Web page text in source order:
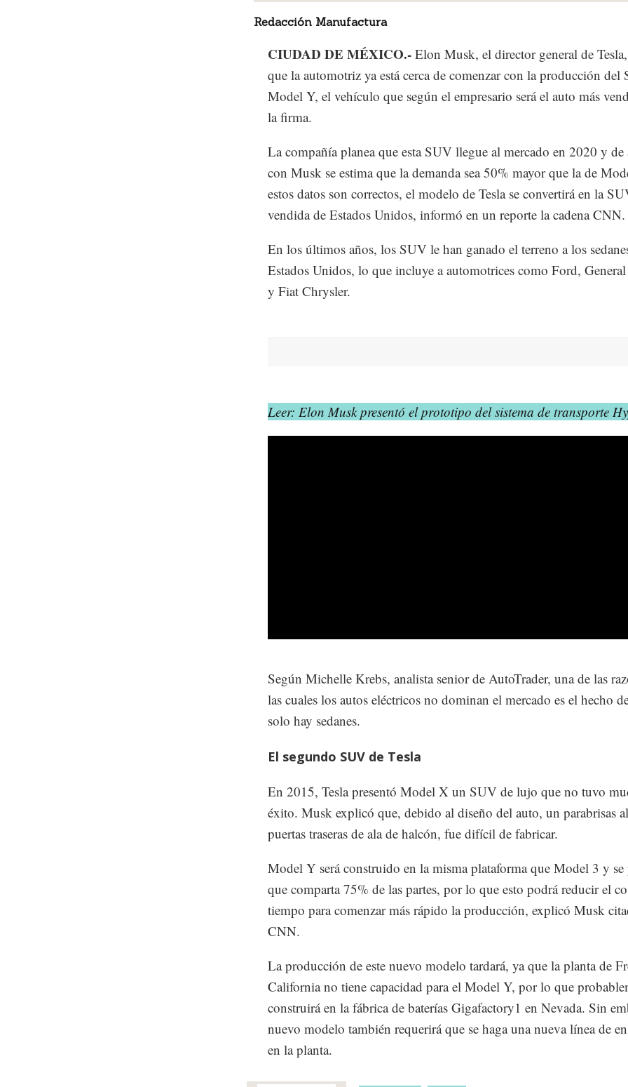
Redacción Manufactura
CIUDAD DE MÉXICO.- Elon Musk, el director general de
que la automotriz ya está cerca de comenzar con la producción del
Model Y, el vehículo que según el empresario será el auto más
la firma.
La compañía planea que esta SUV llegue al mercado en 2020 y de
con Musk se estima que la demanda sea 50% mayor que la de
estos datos son correctos, el modelo de Tesla se convertirá en la
vendida de Estados Unidos, informó en un reporte la cadena CNN.
En los últimos años, los SUV le han ganado el terreno a los
Estados Unidos, lo que incluye a automotrices como Ford,
y Fiat Chrysler.
Leer: Elon Musk presentó el prototipo del sistema de transporte
Según Michelle Krebs, analista senior de AutoTrader, una de las
las cuales los autos eléctricos no dominan el mercado es el hecho
solo hay sedanes.
El segundo SUV de Tesla
En 2015, Tesla presentó Model X un SUV de lujo que no tuvo
éxito. Musk explicó que, debido al diseño del auto, un parabrisas
puertas traseras de ala de halcón, fue difícil de fabricar.
Model Y será construido en la misma plataforma que Model 3 y se
que comparta 75% de las partes, por lo que esto podrá reducir el
tiempo para comenzar más rápido la producción, explicó Musk
CNN.
La producción de este nuevo modelo tardará, ya que la planta de
California no tiene capacidad para el Model Y, por lo que
construirá en la fábrica de baterías Gigafactory1 en Nevada. Sin
nuevo modelo también requerirá que se haga una nueva línea de
en la planta.